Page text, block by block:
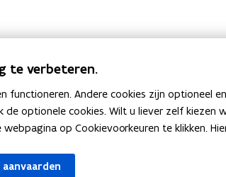
te verbeteren.
Andere cookies zijn optioneel
optionele cookies. Wilt u liever zelf kiezen
op Cookievoorkeuren te klikken.